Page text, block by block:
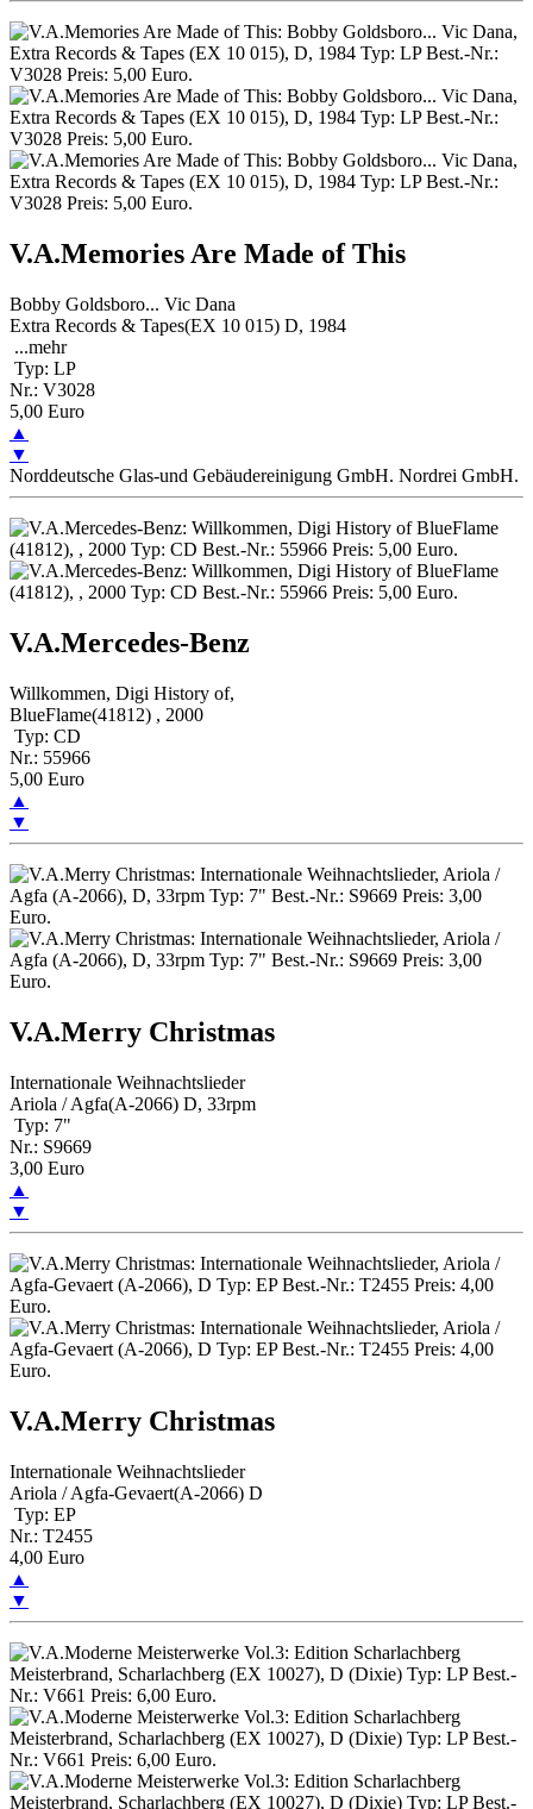
V.A.Memories Are Made of This
Bobby Goldsboro... Vic Dana
Extra Records & Tapes(EX 10 015) D, 1984
...mehr
Typ: LP
Nr.: V3028
5,00 Euro
▲
▼
Norddeutsche Glas-und Gebäudereinigung GmbH. Nordrei GmbH.
V.A.Mercedes-Benz
Willkommen, Digi History of,
BlueFlame(41812) , 2000
Typ: CD
Nr.: 55966
5,00 Euro
▲
▼
V.A.Merry Christmas
Internationale Weihnachtslieder
Ariola / Agfa(A-2066) D, 33rpm
Typ: 7"
Nr.: S9669
3,00 Euro
▲
▼
V.A.Merry Christmas
Internationale Weihnachtslieder
Ariola / Agfa-Gevaert(A-2066) D
Typ: EP
Nr.: T2455
4,00 Euro
▲
▼